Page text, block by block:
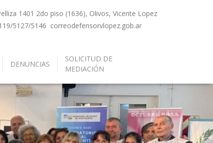
1401 2do piso (1636), Olivos, Vicente Lopez
5127/5146 correodefensorvlopez.gob.ar
DENUNCIAS
SOLICITUD DE
MEDIACIÓN